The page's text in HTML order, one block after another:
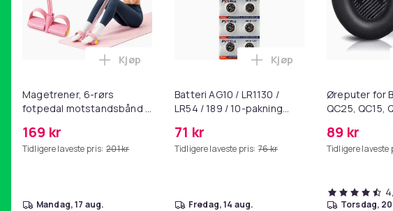
Magetrener, 6-rørs
fotpedal motstandsbånd -
yoga og
hjemmegymnastikk Pink
169 kr
Tidligere laveste pris: 201 kr
Legg Magetrener, 6-rørs fotpedal motstandsbånd -
Kjøp
mandag, 17 aug.
Batteri AG10 / LR1130 /
LR54 / 189 / 10-pakning
71 kr
Tidligere laveste pris: 76 kr
Legg Batteri AG10 /
Kjøp
fredag, 14 aug.
Øreputer for
QC25, QC15,
SoundLink
89 kr
Tidligere laveste
torsdag,